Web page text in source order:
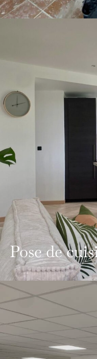
Pose de